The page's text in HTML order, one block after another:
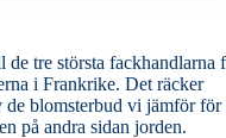
de tre största fackhandlarna
i Frankrike. Det räcker
de blomsterbud vi jämför för
på andra sidan jorden.